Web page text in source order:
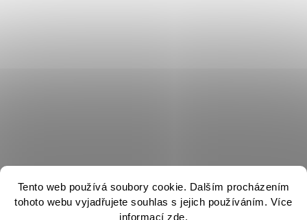
Tento web používá soubory cookie. Dalším procházením
tohoto webu vyjadřujete souhlas s jejich používáním. Více
informací zde.